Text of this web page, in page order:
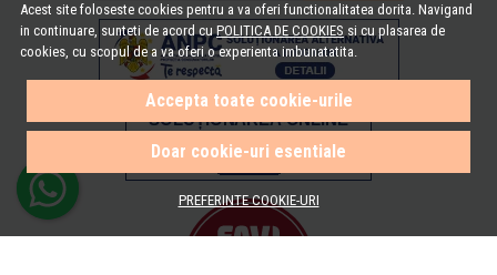
Acest site foloseste cookies pentru a va oferi functionalitatea dorita. Navigand
in continuare, sunteti de acord cuPOLITICA DE COOKIES si cu plasarea de
cookies, cu scopul de a va oferi o experienta imbunatatita.
Accepta toate cookie-urile
Doar cookie-uri esentiale
PREFERINTE COOKIE-URI